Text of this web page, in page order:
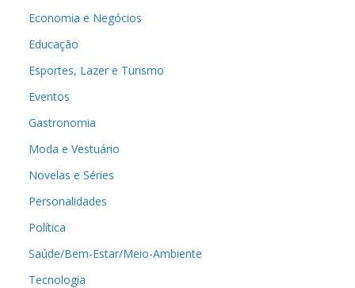
Economia e Negócios
Educação
Esportes, Lazer e Turismo
Eventos
Gastronomia
Moda e Vestuário
Novelas e Séries
Personalidades
Política
Saúde/Bem-Estar/Meio-Ambiente
Tecnologia